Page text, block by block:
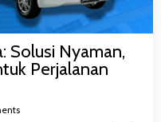
Solusi Nyaman,
Perjalanan